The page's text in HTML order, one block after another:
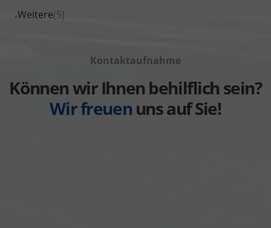
anzeigen
Volkswagen
Fahrzeuge
Weitere(5)
Alle
anzeigen
Kontaktaufnahme
Können wir Ihnen behilflich sein?
Wir freuenuns auf Sie!